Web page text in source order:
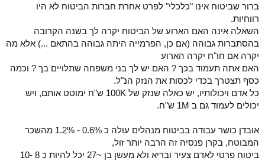
ברור שביטוח אינו "כלכלי" לפרט אחרת חברות הביטוח לא היו
רווחיות.
השאלה אינה האם הארוע של הביטוח יקרה לך בשנה הקרובה
בהסתברות גבוהה (אם כן, הפרמייה היתה גבוהה בהתאם ...) אלא מה
יקרה אם חו"ח יקרה הארוע
האם אתה תעמוד בכך ? האם יש לך בני משפחה שתלויים בך ? וכמה
כסף תצטרך בכדי לכסות את הנזק הנ"ל.
כל אדם ויכולותיו, יש כאלה שנזק של 100K ש"ח ימוטט אותם, ויש
יכולים לעמוד גם ב 1M ש"ח.
אובדן כושר עבודה בביטוח מנהלים עולה כ 0.6% - 1.2% מהשכר
המבוטח, בקרן פנסיה זה הרבה יותר זול,
ביטוח פרטי לאדם צעיר ובריא ולא מעשן בן ~27 יכל להיות כ 8 -10